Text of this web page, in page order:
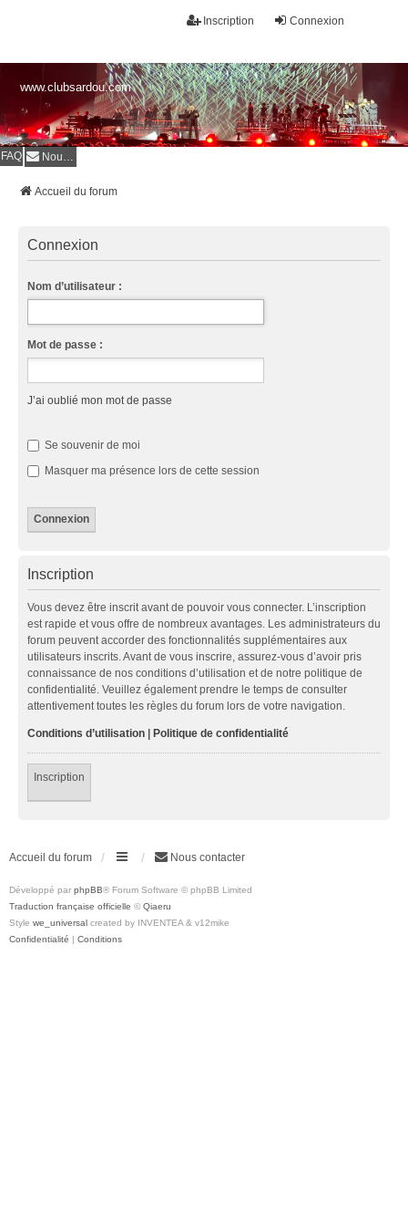
Connexion
Inscription
www.clubsardou.com
FAQ Nous contacter
Accueil du forum
Connexion
Nom d’utilisateur :
Mot de passe :
J’ai oublié mon mot de passe
Se souvenir de moi
Masquer ma présence lors de cette session
Inscription
Vous devez être inscrit avant de pouvoir vous connecter. L’inscription
est rapide et vous offre de nombreux avantages. Les administrateurs du
forum peuvent accorder des fonctionnalités supplémentaires aux
utilisateurs inscrits. Avant de vous inscrire, assurez-vous d’avoir pris
connaissance de nos conditions d’utilisation et de notre politique de
confidentialité. Veuillez également prendre le temps de consulter
attentivement toutes les règles du forum lors de votre navigation.
Conditions d’utilisation | Politique de confidentialité
Inscription
Accueil du forum Nous contacter
Développé par phpBB® Forum Software © phpBB Limited
Traduction française officielle © Qiaeru
Style we_universal created by INVENTEA & v12mike
Confidentialité | Conditions